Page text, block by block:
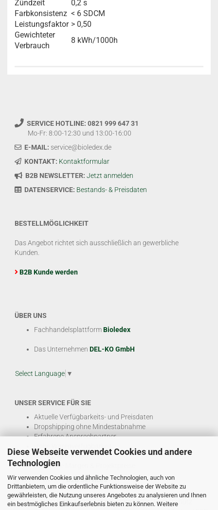
Diese Webseite verwendet Cookies und andere
Technologien
Wir verwenden Cookies und ähnliche Technologien, auch von
Drittanbietern, um die ordentliche Funktionsweise der Website zu
gewährleisten, die Nutzung unseres Angebotes zu analysieren und Ihnen
ein bestmögliches Einkaufserlebnis bieten zu können. Weitere
Zündzeit
0,2 s
Farbkonsistenz < 6 SDCM
Leistungsfaktor > 0,50
Gewichteter
Verbrauch
8 kWh/1000h
SERVICE HOTLINE: 0821 999 647 31
Mo-Fr: 8:00-12:30 und 13:00-16:00
E-MAIL: service@bioledex.de
KONTAKT: Kontaktformular
B2B NEWSLETTER: Jetzt anmelden
DATENSERVICE: Bestands- & Preisdaten
BESTELLMÖGLICHKEIT
Das Angebot richtet sich ausschließlich an gewerbliche
Kunden.
B2B Kunde werden
ÜBER UNS
FachhandelsplattformBioledex
Das Unternehmen DEL-KO GmbH
Select Language ▼
UNSER SERVICE FÜR SIE
Aktuelle Verfügbarkeits- und Preisdaten
Dropshipping ohne Mindestabnahme
Erfahrene Ansprechpartner
EDI & E-Rechnung
Attraktive Margen & Projektpreise
Und viele weitereB2B Services
© DEL-KO GmbH 2026 |Impressum|AGB| Datenschutz